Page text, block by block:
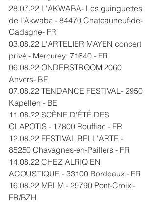
28.07.22 L'AKWABA- Les guinguettes
de l'Akwaba - 84470 Chateauneuf-de-
Gadagne- FR
03.08.22 L'ARTELIER MAYEN concert
privé - Mercurey: 71640 - FR
06.08.22 ONDERSTROOM 2060
Anvers- BE
07.08.22 TENDANCE FESTIVAL- 2950
Kapellen - BE
11.08.22 SCÈNE D’ÉTÉ DES
CLAPOTIS - 17800 Rouffiac - FR
12.08.22 FESTIVAL BELL'ARTE -
85250 Chavagnes-en-Paillers - FR
14.08.22 CHEZ ALRIQ EN
ACOUSTIQUE - 33100 Bordeaux - FR
16.08.22 MBLM - 29790 Pont-Croix -
FR/BZH